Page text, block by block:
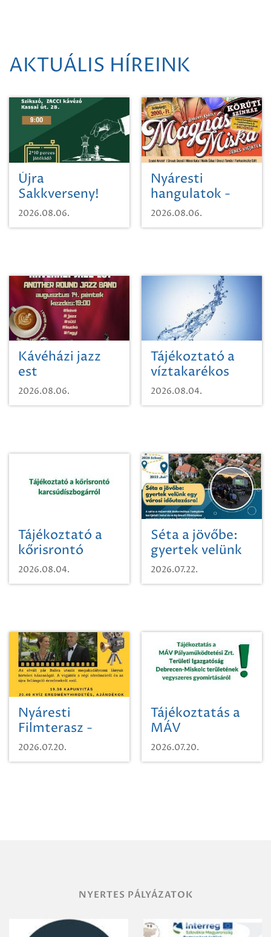
AKTUÁLIS HÍREINK
Újra
Sakkverseny!
2026.08.06.
Nyáresti
hangulatok -
Mágnás Miska
2026.08.06.
Kávéházi jazz
est
2026.08.06.
Tájékoztató a
víztakarékos
vízhasználatról
2026.08.04.
Tájékoztató a
kőrisrontó
karcsúdíszbogárról
2026.08.04.
Séta a jövőbe:
gyertek velünk
egy városi
időutazásra!
2026.07.22.
Nyáresti
Filmterasz -
Beugró a
Paradicsomba
2026.07.20.
Tájékoztatás a
MÁV
Pályaműködtetési
Zrt. Területi
2026.07.20.
NYERTES PÁLYÁZATOK